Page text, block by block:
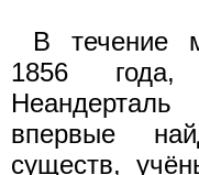
В течение
1856
впервые
существ,